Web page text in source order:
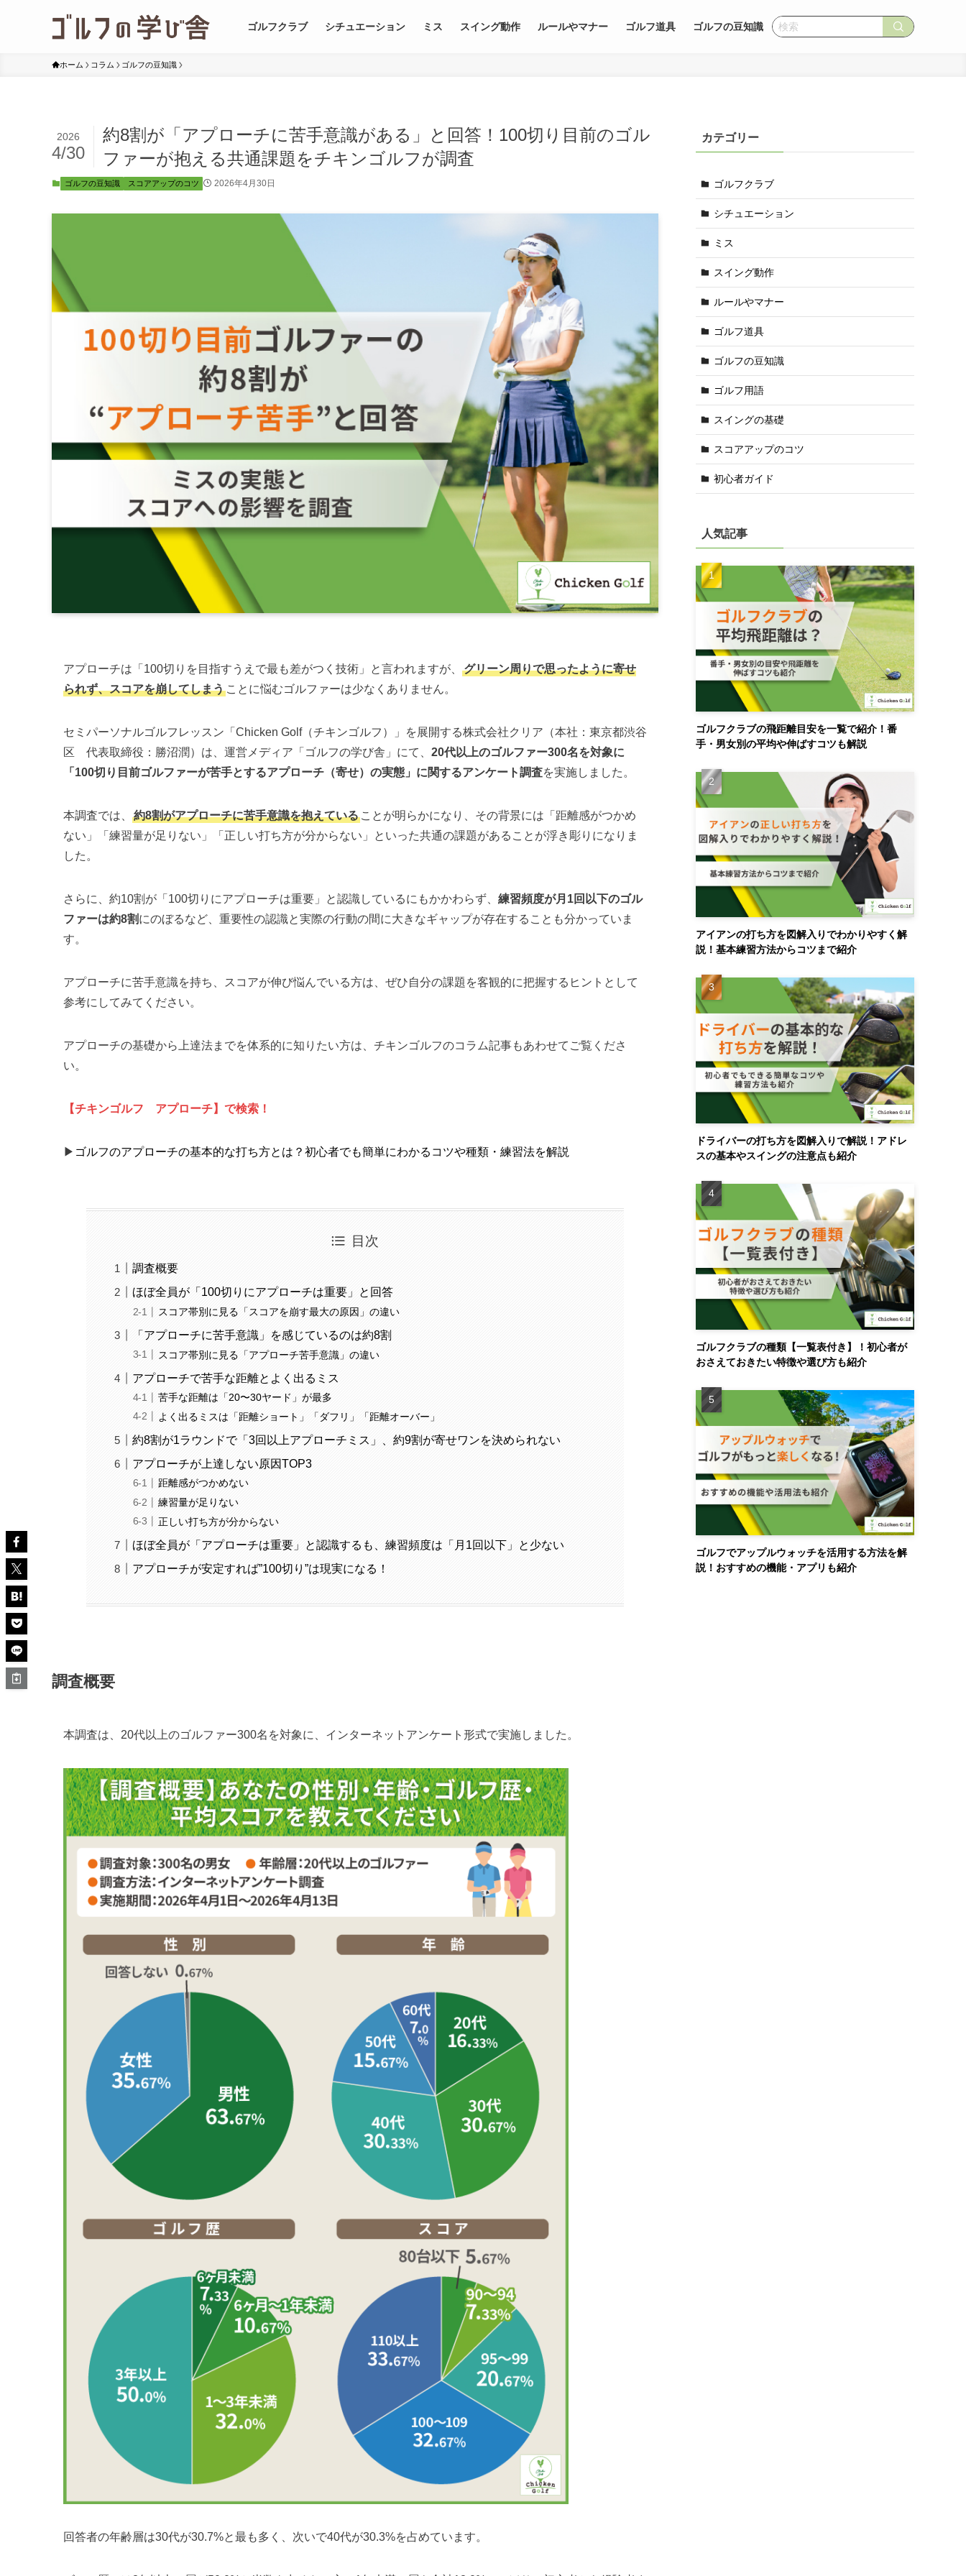
ゴルフクラブ シチュエーション ミス スイング動作 ルールやマナー ゴルフ道具 ゴルフの豆知識
ホーム コラム ゴルフの豆知識
約8割が「アプローチに苦手意識がある」と回答！100切り目前のゴル
ファーが抱える共通課題をチキンゴルフが調査
2026
4/30
ゴルフの豆知識 スコアアップのコツ 2026年4月30日
アプローチは「100切りを目指すうえで最も差がつく技術」と言われますが、
グリーン周りで思ったように寄せ
られず、スコアを崩してしまう ことに悩むゴルファーは少なくありません。
セミパーソナルゴルフレッスン「Chicken Golf（チキンゴルフ）」を展開する株式会社クリア（本社：東京都渋谷
区 代表取締役：勝沼潤）は、運営メディア「ゴルフの学び舎」にて、 20代以上のゴルファー300名を対象に
「100切り目前ゴルファーが苦手とするアプローチ（寄せ）の実態」に関するアンケート調査を実施しました。
本調査では、 約8割がアプローチに苦手意識を抱えている ことが明らかになり、その背景には「距離感がつかめ
ない」「練習量が足りない」「正しい打ち方が分からない」といった共通の課題があることが浮き彫りになりま
した。
さらに、約10割が「100切りにアプローチは重要」と認識しているにもかかわらず、 練習頻度が月1回以下のゴル
ファーは約8割にのぼるなど、重要性の認識と実際の行動の間に大きなギャップが存在することも分かっていま
す。
アプローチに苦手意識を持ち、スコアが伸び悩んでいる方は、ぜひ自分の課題を客観的に把握するヒントとして
参考にしてみてください。
アプローチの基礎から上達法までを体系的に知りたい方は、チキンゴルフのコラム記事もあわせてご覧くださ
い。
【チキンゴルフ アプローチ】で検索！
▶ ゴルフのアプローチの基本的な打ち方とは？初心者でも簡単にわかるコツや種類・練習法を解説
目次
調査概要
ほぼ全員が「100切りにアプローチは重要」と回答
スコア帯別に見る「スコアを崩す最大の原因」の違い
「アプローチに苦手意識」を感じているのは約8割
スコア帯別に見る「アプローチ苦手意識」の違い
アプローチで苦手な距離とよく出るミス
苦手な距離は「20〜30ヤード」が最多
よく出るミスは「距離ショート」「ダフリ」「距離オーバー」
約8割が1ラウンドで「3回以上アプローチミス」、約9割が寄せワンを決められない
アプローチが上達しない原因TOP3
距離感がつかめない
練習量が足りない
正しい打ち方が分からない
ほぼ全員が「アプローチは重要」と認識するも、練習頻度は「月1回以下」と少ない
アプローチが安定すれば”100切り”は現実になる！
調査概要
本調査は、20代以上のゴルファー300名を対象に、インターネットアンケート形式で実施しました。
回答者の年齢層は30代が30.7%と最も多く、次いで40代が30.3%を占めています。
カテゴリー
ゴルフクラブ
シチュエーション
ミス
スイング動作
ルールやマナー
ゴルフ道具
ゴルフの豆知識
ゴルフ用語
スイングの基礎
スコアアップのコツ
初心者ガイド
人気記事
ゴルフクラブの飛距離目安を一覧で紹介！番
手・男女別の平均や伸ばすコツも解説
アイアンの打ち方を図解入りでわかりやすく解
説！基本練習方法からコツまで紹介
ドライバーの打ち方を図解入りで解説！アドレ
スの基本やスイングの注意点も紹介
ゴルフクラブの種類【一覧表付き】！初心者が
おさえておきたい特徴や選び方も紹介
ゴルフでアップルウォッチを活用する方法を解
説！おすすめの機能・アプリも紹介